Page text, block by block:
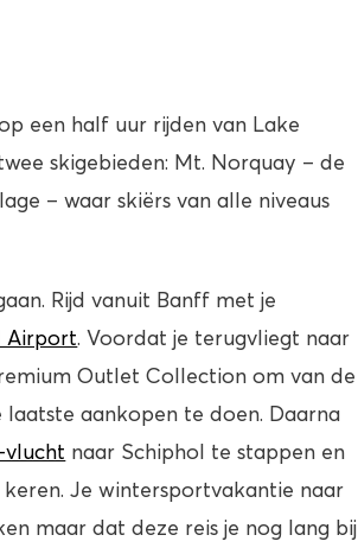
een half uur rijden van Lake
skigebieden: Mt. Norquay – de
– waar skiërs van alle niveaus
Rijd vanuit Banff met je
Airport. Voordat je terugvliegt naar
Outlet Collection om van de
aankopen te doen. Daarna
vlucht naar Schiphol te stappen en
Je wintersportvakantie naar
maar dat deze reis je nog lang bij